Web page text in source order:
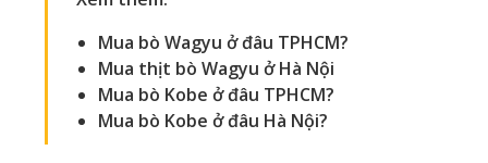
Mua bò Wagyu ở đâu TPHCM?
Mua thịt bò Wagyu ở Hà Nội
Mua bò Kobe ở đâu TPHCM?
Mua bò Kobe ở đâu Hà Nội?